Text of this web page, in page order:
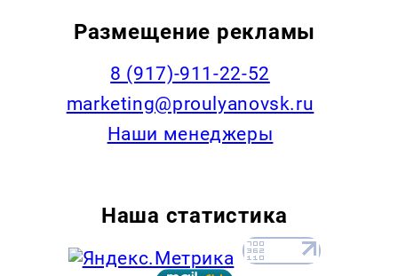
Размещение рекламы
8 (917)-911-22-52
marketing@proulyanovsk.ru
Наши менеджеры
Наша статистика